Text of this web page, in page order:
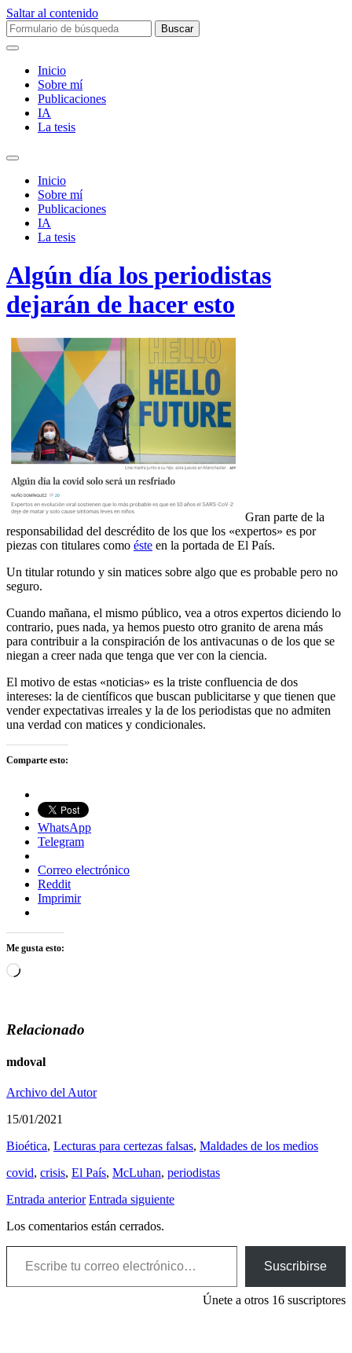
Saltar al contenido
Buscar:
Inicio
Sobre mí­
Publicaciones
IA
La tesis
Alternar
campo
búsqueda
Inicio
Sobre mí­
Publicaciones
IA
La tesis
Algún día los periodistas
dejarán de hacer esto
Gran parte de la
responsabilidad del descrédito de los que los «expertos» es por
piezas con titulares como éste en la portada de El País.
Un titular rotundo y sin matices sobre algo que es probable pero no
seguro.
Cuando mañana, el mismo público, vea a otros expertos diciendo lo
contrario, pues nada, ya hemos puesto otro granito de arena más
para contribuir a la conspiración de los antivacunas o de los que se
niegan a creer nada que tenga que ver con la ciencia.
El motivo de estas «noticias» es la triste confluencia de dos
intereses: la de científicos que buscan publicitarse y que tienen que
vender expectativas irreales y la de los periodistas que no admiten
una verdad con matices y condicionales.
Comparte esto:
WhatsApp
Telegram
Correo electrónico
Reddit
Imprimir
Me gusta esto:
Cargando...
Relacionado
mdoval
Archivo del Autor
15/01/2021
Bioética, Lecturas para certezas falsas, Maldades de los medios
covid, crisis, El País, McLuhan, periodistas
Entrada anterior Entrada siguiente
Los comentarios están cerrados.
Escribe tu correo electrónico…
Suscribirse
Únete a otros 16 suscriptores